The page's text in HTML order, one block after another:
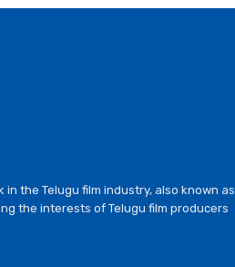
the Telugu film industry, also known as
the interests of Telugu film producers